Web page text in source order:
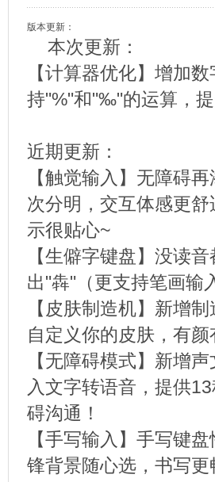
版本更新：
本次更新：
【计算器优化】增加
持"%"和"‰"的运算，
近期更新：
【触觉输入】无障碍
次分明，交互体感更
示很贴心~
【生僻字键盘】没读
出"犇"（更支持笔画输
【皮肤制造机】新增
自定义你的皮肤，有
【无障碍模式】新增
入文字转语音，提供
碍沟通！
【手写输入】手写键
锋背景随心选，书写更